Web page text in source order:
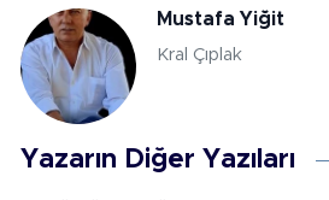
Mustafa Yiğit
Kral Çıplak
Yazarın Diğer Yazıları